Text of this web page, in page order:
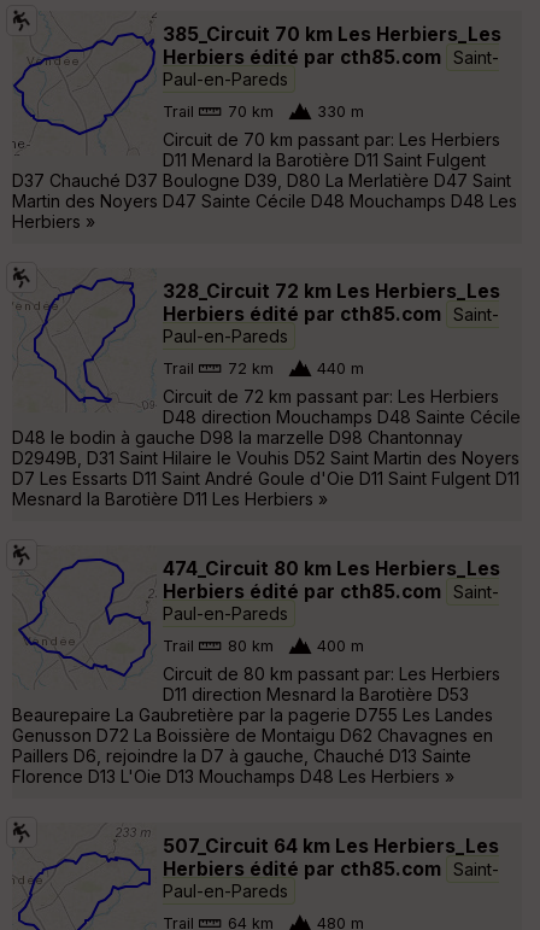
385_Circuit 70 km Les Herbiers_Les
Herbiers édité par cth85.com
Saint-
Paul-en-Pareds
Trail 70 km 330 m
Circuit de 70 km passant par: Les Herbiers
D11 Menard la Barotière D11 Saint Fulgent
D37 Chauché D37 Boulogne D39, D80 La Merlatière D47 Saint
Martin des Noyers D47 Sainte Cécile D48 Mouchamps D48 Les
Herbiers »
328_Circuit 72 km Les Herbiers_Les
Herbiers édité par cth85.com
Saint-
Paul-en-Pareds
Trail 72 km 440 m
Circuit de 72 km passant par: Les Herbiers
D48 direction Mouchamps D48 Sainte Cécile
D48 le bodin à gauche D98 la marzelle D98 Chantonnay
D2949B, D31 Saint Hilaire le Vouhis D52 Saint Martin des Noyers
D7 Les Essarts D11 Saint André Goule d'Oie D11 Saint Fulgent D11
Mesnard la Barotière D11 Les Herbiers »
474_Circuit 80 km Les Herbiers_Les
Herbiers édité par cth85.com
Saint-
Paul-en-Pareds
Trail 80 km 400 m
Circuit de 80 km passant par: Les Herbiers
D11 direction Mesnard la Barotière D53
Beaurepaire La Gaubretière par la pagerie D755 Les Landes
Genusson D72 La Boissière de Montaigu D62 Chavagnes en
Paillers D6, rejoindre la D7 à gauche, Chauché D13 Sainte
Florence D13 L'Oie D13 Mouchamps D48 Les Herbiers »
507_Circuit 64 km Les Herbiers_Les
Herbiers édité par cth85.com
Saint-
Paul-en-Pareds
Trail 64 km 480 m